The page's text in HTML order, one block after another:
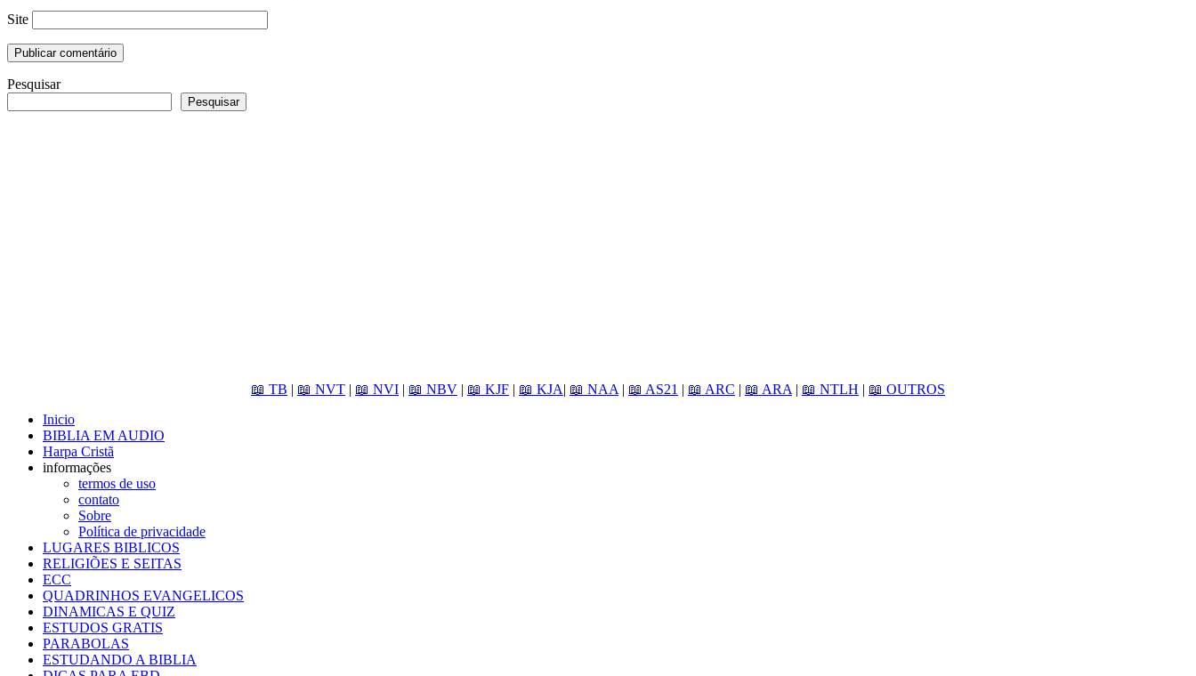
Site
Pesquisar
Pesquisar
📖 TB | 📖 NVT | 📖 NVI | 📖 NBV | 📖 KJF | 📖 KJA| 📖 NAA| 📖 AS21 | 📖 ARC | 📖 ARA| 📖 NTLH | 📖 OUTROS
Inicio
BIBLIA EM AUDIO
Harpa Cristã
informações
termos de uso
contato
Sobre
Política de privacidade
LUGARES BIBLICOS
RELIGIÕES E SEITAS
ECC
QUADRINHOS EVANGELICOS
DINAMICAS E QUIZ
ESTUDOS GRATIS
PARABOLAS
ESTUDANDO A BIBLIA